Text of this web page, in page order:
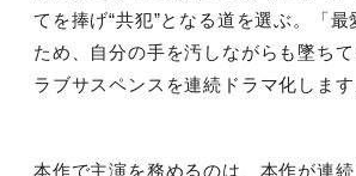
てを捧げ“共犯”となる道を選ぶ。「最
ため、自分の手を汚しながらも墜ち
ラブサスペンスを連続ドラマ化します
本作で主演を務めるのは、本作が連